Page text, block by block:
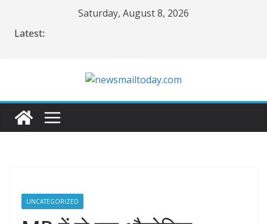
content
Saturday, August 8, 2026
Latest:
UNCATEGORIZED